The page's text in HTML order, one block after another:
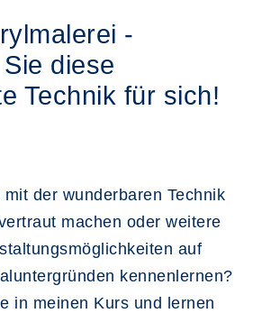
-
diese
Technik für sich!
der wunderbaren Technik
machen oder weitere
auf
kennenlernen?
in meinen Kurs und lernen